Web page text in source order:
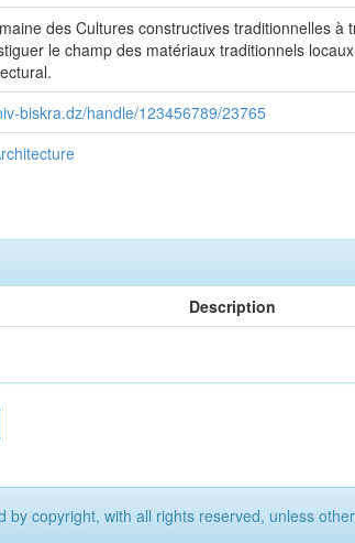
des Cultures constructives traditionnelles
le champ des matériaux traditionnels
biskra.dz/handle/123456789/23765
Description
by copyright, with all rights reserved, unless